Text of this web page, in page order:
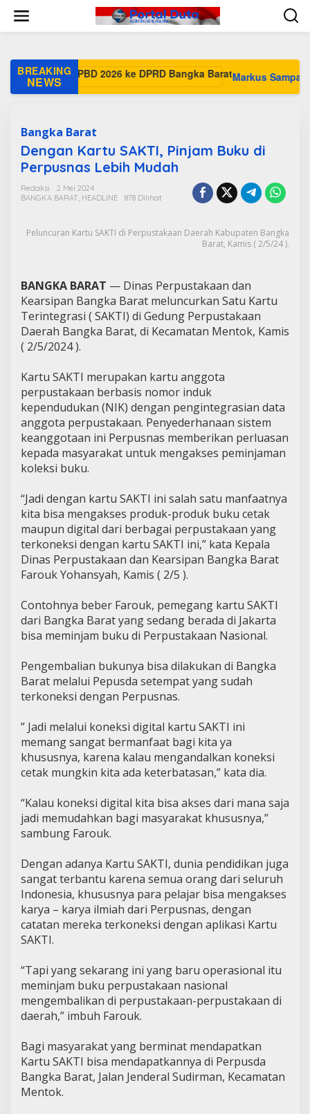
w
BREAKING
NEWS Markus Sampaikan
Bangka Barat
Dengan Kartu SAKTI, Pinjam Buku di
Perpusnas Lebih Mudah
Redaksi
2 Mei 2024
BANGKA BARAT, HEADLINE 878 Dilihat
Peluncuran Kartu SAKTI di Perpustakaan Daerah Kabupaten Bangka
Barat, Kamis ( 2/5/24 ).
BANGKA BARAT — Dinas Perpustakaan dan
Kearsipan Bangka Barat meluncurkan Satu Kartu
Terintegrasi ( SAKTI) di Gedung Perpustakaan
Daerah Bangka Barat, di Kecamatan Mentok, Kamis
( 2/5/2024 ).
Kartu SAKTI merupakan kartu anggota
perpustakaan berbasis nomor induk
kependudukan (NIK) dengan pengintegrasian data
anggota perpustakaan. Penyederhanaan sistem
keanggotaan ini Perpusnas memberikan perluasan
kepada masyarakat untuk mengakses peminjaman
koleksi buku.
“Jadi dengan kartu SAKTI ini salah satu manfaatnya
kita bisa mengakses produk-produk buku cetak
maupun digital dari berbagai perpustakaan yang
terkoneksi dengan kartu SAKTI ini,” kata Kepala
Dinas Perpustakaan dan Kearsipan Bangka Barat
Farouk Yohansyah, Kamis ( 2/5 ).
Contohnya beber Farouk, pemegang kartu SAKTI
dari Bangka Barat yang sedang berada di Jakarta
bisa meminjam buku di Perpustakaan Nasional.
Pengembalian bukunya bisa dilakukan di Bangka
Barat melalui Pepusda setempat yang sudah
terkoneksi dengan Perpusnas.
” Jadi melalui koneksi digital kartu SAKTI ini
memang sangat bermanfaat bagi kita ya
khususnya, karena kalau mengandalkan koneksi
cetak mungkin kita ada keterbatasan,” kata dia.
“Kalau koneksi digital kita bisa akses dari mana saja
jadi memudahkan bagi masyarakat khususnya,”
sambung Farouk.
Dengan adanya Kartu SAKTI, dunia pendidikan juga
sangat terbantu karena semua orang dari seluruh
Indonesia, khususnya para pelajar bisa mengakses
karya – karya ilmiah dari Perpusnas, dengan
catatan mereka terkoneksi dengan aplikasi Kartu
SAKTI.
“Tapi yang sekarang ini yang baru operasional itu
meminjam buku perpustakaan nasional
mengembalikan di perpustakaan-perpustakaan di
daerah,” imbuh Farouk.
Bagi masyarakat yang berminat mendapatkan
Kartu SAKTI bisa mendapatkannya di Perpusda
Bangka Barat, Jalan Jenderal Sudirman, Kecamatan
Mentok.